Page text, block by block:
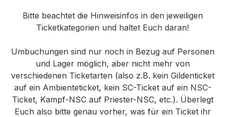
Bitte beachtet die Hinweisinfos in den jeweiligen
Ticketkategorien und haltet Euch daran!
Umbuchungen sind nur noch in Bezug auf Personen
und Lager möglich, aber nicht mehr von
verschiedenen Ticketarten (also z.B. kein Gildenticket
auf ein Ambienteticket, kein SC-Ticket auf ein NSC-
Ticket, Kampf-NSC auf Priester-NSC, etc.). Überlegt
Euch also bitte genau vorher, was für ein Ticket ihr